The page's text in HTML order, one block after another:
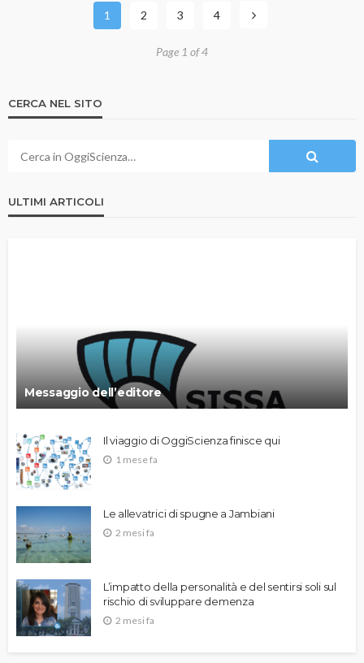
1 2 3 4
Page 1 of 4
CERCA NEL SITO
ULTIMI ARTICOLI
Messaggio dell’editore
Il viaggio di OggiScienza finisce qui
1 mese fa
Le allevatrici di spugne a Jambiani
2 mesi fa
L’impatto della personalità e del sentirsi soli sul
rischio di sviluppare demenza
2 mesi fa